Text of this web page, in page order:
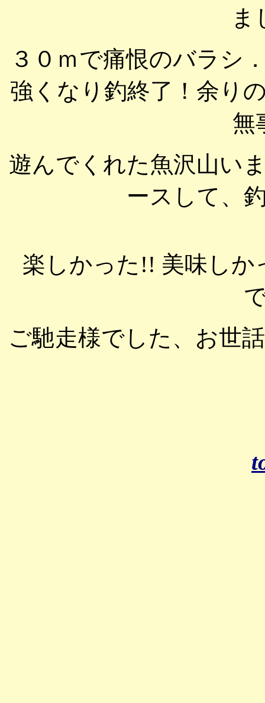
ま
３０ｍで痛恨のバラシ
強くなり釣終了！余り
無
遊んでくれた魚沢山い
ースして、
楽しかった!! 美味し
ご馳走様でした、お世